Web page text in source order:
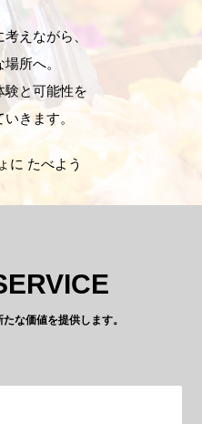
えながら、
所へ。
験と可能性を
きます。
に たべよう
な価値を提供します。